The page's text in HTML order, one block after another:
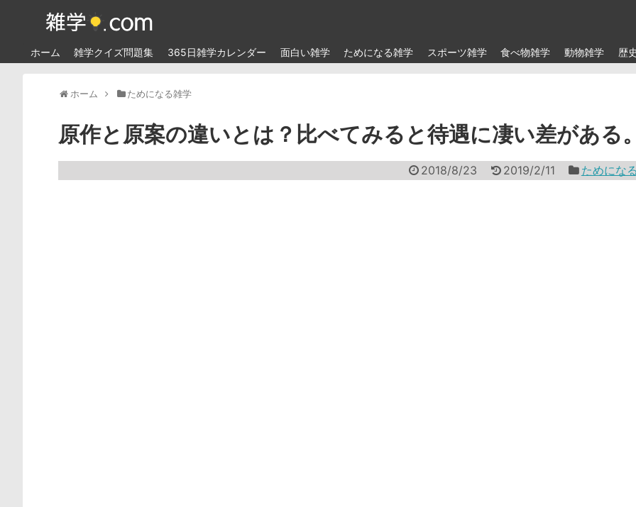
ホーム 雑学クイズ問題集 365日雑学カレンダー 面白い雑学 ためになる雑学 スポーツ雑学 食べ物雑学 動物雑学 歴
ホーム ためになる雑学
原作と原案の違いとは？比べてみると待遇に凄い差がある
2018/8/23 2019/2/11 ためにな